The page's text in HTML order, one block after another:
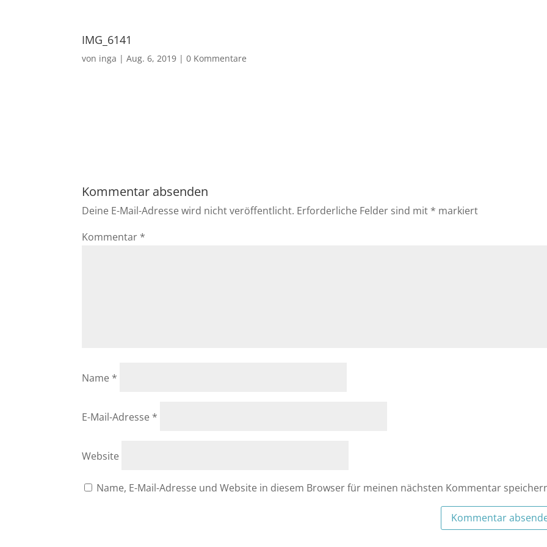
IMG_6141
von inga |Aug. 6, 2019 |0 Kommentare
Kommentar absenden
Deine E-Mail-Adresse wird nicht veröffentlicht. Erforderliche Felder sind mit * markiert
Kommentar *
Name *
E-Mail-Adresse *
Website
Name, E-Mail-Adresse und Website in diesem Browser für meinen nächsten Kommentar